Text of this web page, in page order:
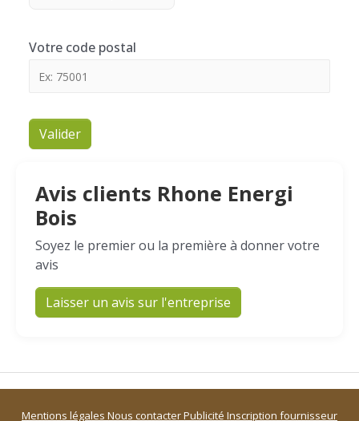
Votre code postal
Valider
Avis clients Rhone Energi
Bois
Soyez le premier ou la première à donner votre
avis
Laisser un avis sur l'entreprise
Mentions légales Nous contacterPublicité Inscription fournisseur